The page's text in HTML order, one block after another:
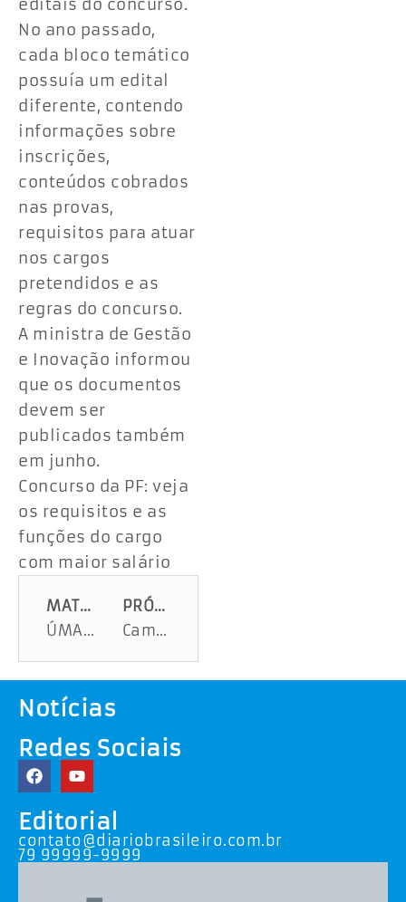
editais do concurso.
No ano passado,
cada bloco temático
possuía um edital
diferente, contendo
informações sobre
inscrições,
conteúdos cobrados
nas provas,
requisitos para atuar
nos cargos
pretendidos e as
regras do concurso.
A ministra de Gestão
e Inovação informou
que os documentos
devem ser
publicados também
em junho.
Concurso da PF: veja
os requisitos e as
funções do cargo
com maior salário
MATÉRIA ANTERIOR
ÚMA PORRADA NA CARA DOS BRASILEIROS. UMA EXCRESCÊNCIA. DEPUTADOS APROVAM, PARA QUEM JÁ GANHA MUITO, AUXÍLIO CRECHE
PRÓXIMA MATÉRIA
Camisa vermelha da seleção brasileira de futebol vira briga política nas redes sociais
Notícias
Redes Sociais
Editorial
contato@diariobrasileiro.com.br
79 99999-9999